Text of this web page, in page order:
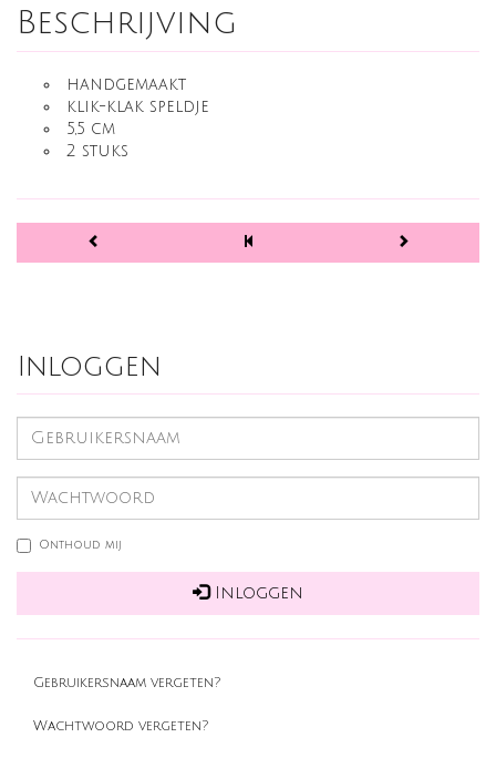
Beschrijving
handgemaakt
klik-klak speldje
5,5 cm
2 stuks
Inloggen
Onthoud mij
Inloggen
Gebruikersnaam vergeten?
Wachtwoord vergeten?